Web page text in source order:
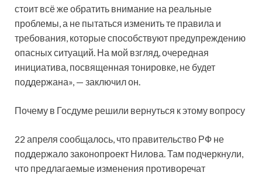
стоит всё же обратить внимание на реальные
проблемы, а не пытаться изменить те правила и
требования, которые способствуют предупреждению
опасных ситуаций. На мой взгляд, очередная
инициатива, посвященная тонировке, не будет
поддержана», — заключил он.
Почему в Госдуме решили вернуться к этому вопросу
22 апреля сообщалось, что правительство РФ не
поддержало законопроект Нилова. Там подчеркнули,
что предлагаемые изменения противоречат